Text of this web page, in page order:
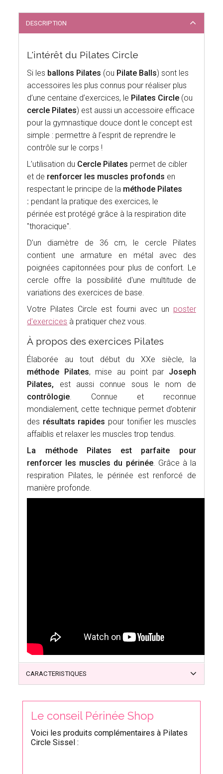
DESCRIPTION
L'intérêt du Pilates Circle
Si les ballons Pilates (ou Pilate Balls) sont les
accessoires les plus connus pour réaliser plus
d’une centaine d’exercices, le Pilates Circle (ou
cercle Pilates) est aussi un accessoire efficace
pour la gymnastique douce dont le concept est
simple : permettre à l’esprit de reprendre le
contrôle sur le corps !
L’utilisation du Cercle Pilates permet de cibler
et de renforcer les muscles profonds en
respectant le principe de la méthode Pilates
: pendant la pratique des exercices, le
périnée est protégé grâce à la respiration dite
"thoracique".
D’un diamètre de 36 cm, le cercle Pilates
contient une armature en métal avec des
poignées capitonnées pour plus de confort. Le
cercle offre la possibilité d'une multitude de
variations des exercices de base.
Votre Pilates Circle est fourni avec un poster
d'exercices à pratiquer chez vous.
À propos des exercices Pilates
Élaborée au tout début du XXe siècle, la
méthode Pilates, mise au point par Joseph
Pilates, est aussi connue sous le nom de
contrôlogie. Connue et reconnue
mondialement, cette technique permet d’obtenir
des résultats rapides pour tonifier les muscles
affaiblis et relaxer les muscles trop tendus.
La méthode Pilates est parfaite pour
renforcer les muscles du périnée. Grâce à la
respiration Pilates, le périnée est renforcé de
manière profonde.
CARACTERISTIQUES
Le conseil Périnée Shop
Voici les produits complémentaires à Pilates
Circle Sissel :